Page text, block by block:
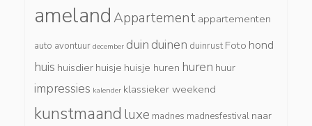
amelandAppartement appartementen
auto avontuur december duin duinen duinrust Foto hond
huis huisdier huisje huisje huren huren huur
impressies kalender klassieker weekend
kunstmaand luxe madnes madnesfestival naar